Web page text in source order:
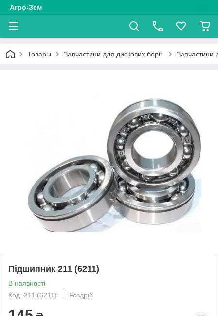
Агро-Зем
Товары Запчастини для дискових борін Запчастини
Підшипник 211 (6211)
В наявності
Код: 211 (6211)
Роздріб